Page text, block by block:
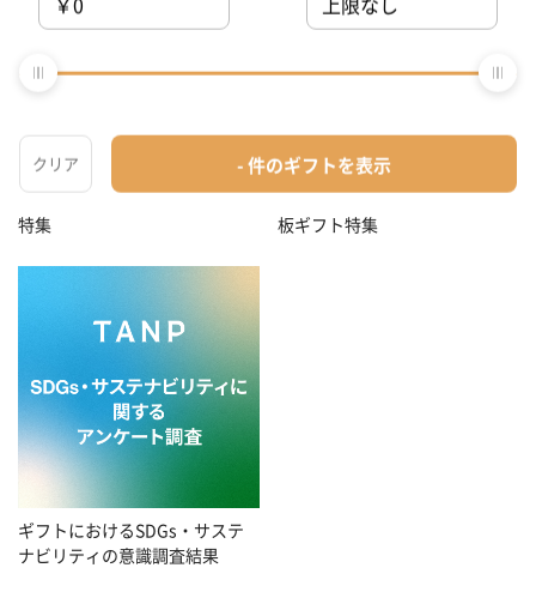
ギフトを豪華に彩るオプション
特集
お中元におすすめ！喜ばれる鉄
板ギフト特集
ギフトにおけるSDGs・サステ
ナビリティの意識調査結果